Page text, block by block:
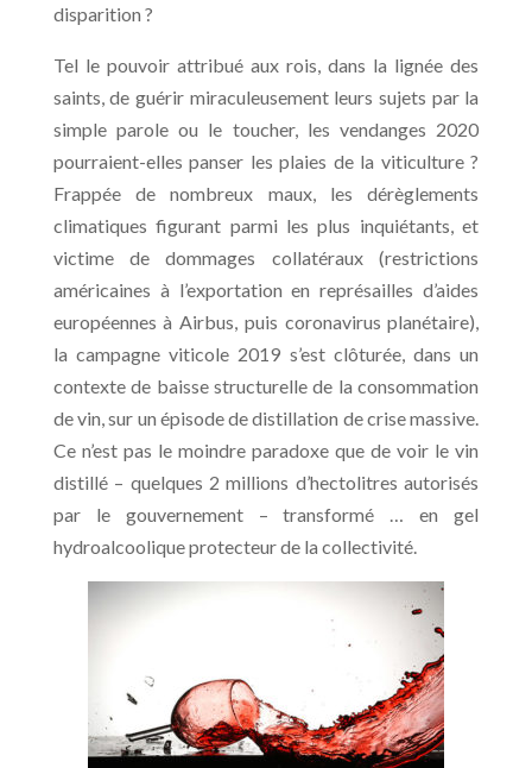
disparition ?
Tel le pouvoir attribué aux rois, dans la lignée des
saints, de guérir miraculeusement leurs sujets par la
simple parole ou le toucher, les vendanges 2020
pourraient-elles panser les plaies de la viticulture ?
Frappée de nombreux maux, les dérèglements
climatiques figurant parmi les plus inquiétants, et
victime de dommages collatéraux (restrictions
américaines à l’exportation en représailles d’aides
européennes à Airbus, puis coronavirus planétaire),
la campagne viticole 2019 s’est clôturée, dans un
contexte de baisse structurelle de la consommation
de vin, sur un épisode de distillation de crise massive.
Ce n’est pas le moindre paradoxe que de voir le vin
distillé – quelques 2 millions d’hectolitres autorisés
par le gouvernement – transformé … en gel
hydroalcoolique protecteur de la collectivité.